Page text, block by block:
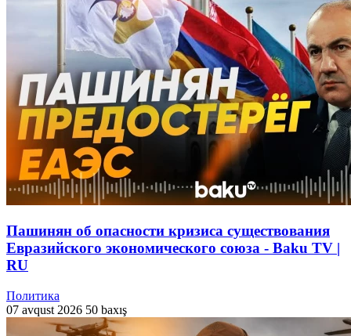
Пашинян об опасности кризиса существования
Евразийского экономического союза - Baku TV |
RU
Политика
07 avqust 2026 50 baxış